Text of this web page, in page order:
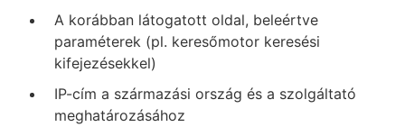
A korábban látogatott oldal, beleértve
paraméterek (pl. keresőmotor keresési
kifejezésekkel)
IP-cím a származási ország és a szolgáltató
meghatározásához